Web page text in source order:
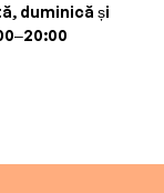
duminică și